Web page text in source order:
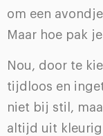
om een
Maar hoe pak
Nou, door te
tijdloos en
niet bij stil,
altijd uit kleurig